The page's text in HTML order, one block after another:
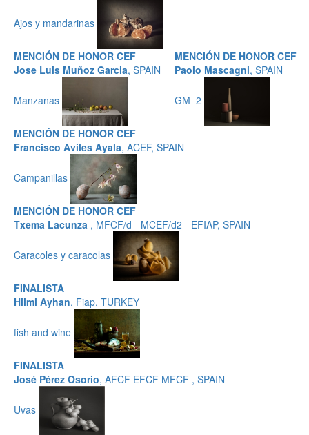
Ajos y mandarinas
MENCIÓN DE HONOR CEF
Jose Luis Muñoz Garcia, SPAIN
Manzanas
MENCIÓN DE HONOR CEF
Paolo Mascagni, SPAIN
GM_2
MENCIÓN DE HONOR CEF
Francisco Aviles Ayala, ACEF, SPAIN
Campanillas
MENCIÓN DE HONOR CEF
Txema Lacunza , MFCF/d - MCEF/d2 - EFIAP, SPAIN
Caracoles y caracolas
FINALISTA
Hilmi Ayhan, Fiap, TURKEY
fish and wine
FINALISTA
José Pérez Osorio, AFCF EFCF MFCF , SPAIN
Uvas